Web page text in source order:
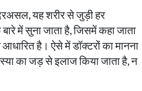
यह शरीर से जुड़ी हर
में सुना जाता है, जिसमें कहा जाता
है। ऐसे में डॉक्टरों का मानना
का जड़ से इलाज किया जाता है, न